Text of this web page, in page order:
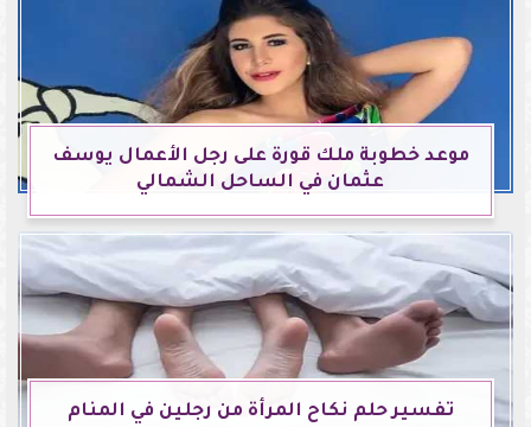
موعد خطوبة ملك قورة على رجل الأعمال يوسف
عثمان في الساحل الشمالي
تفسير حلم نكاح المرأة من رجلين في المنام